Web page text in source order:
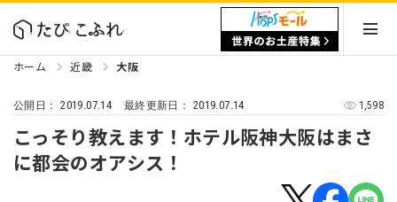
ホーム 近畿 大阪
公開日：2019.07.14 最終更新日： 2019.07.14 1,598
こっそり教えます！ホテル阪神大阪はまさ
に都会のオアシス！